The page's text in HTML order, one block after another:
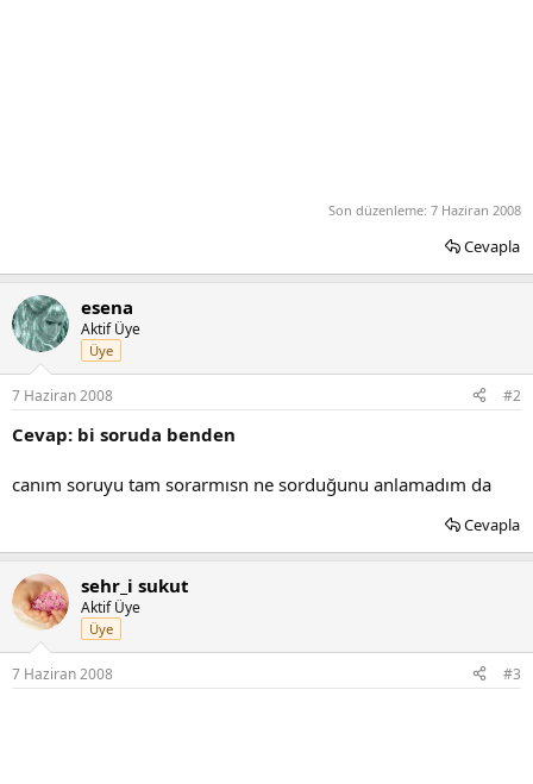
Son düzenleme: 7 Haziran 2008
Cevapla
esena
Aktif Üye
Üye
7 Haziran 2008 #2
Cevap: bi soruda benden
canım soruyu tam sorarmısn ne sorduğunu anlamadım da
Cevapla
sehr_i sukut
Aktif Üye
Üye
7 Haziran 2008 #3